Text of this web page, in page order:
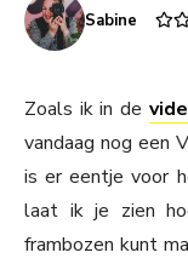
Sabine
Zoals ik in de
vandaag nog een
is er eentje voor
laat ik je zien
frambozen kunt